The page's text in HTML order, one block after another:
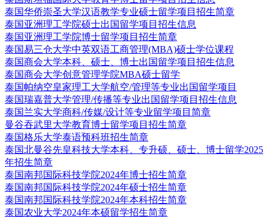
泰国华侨崇圣大学汉语教学专业硕士留学项目招生简章
泰国亚洲理工学院硕士出国留学项目招生信息
泰国亚洲理工学院博士留学项目招生简章
泰国易三仓大学中英双语工商管理(MBA)硕士学位课程
泰国商会大学本科、硕士、博士出国留学项目招生信息
泰国商会大学创意管理学院MBA硕士留学
泰国帕纳空皇家理工大学航空/管理等专业出国留学项目
泰国瑞嘉普大学管理/传播等专业出国留学项目招生信息
泰国兰实大学商科/传媒/设计等专业留学项目简章
曼谷吞武里大学教育博士留学项目招生简章
泰国格乐大学泰语预科班招生简章
泰国北曼谷先皇科技大学本科、专升硕、硕士、博士留学2025
年招生简章
泰国南邦国际科技学院2024年博士招生简章
泰国南邦国际科技学院2024年硕士招生简章
泰国南邦国际科技学院2024年本科招生简章
泰国农业大学2024年本硕留学招生简章